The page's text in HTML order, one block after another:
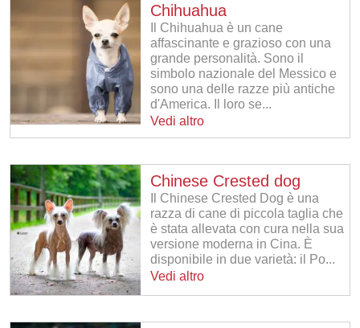
Chihuahua
Il Chihuahua è un cane
affascinante e grazioso con una
grande personalità. Sono il
simbolo nazionale del Messico e
sono una delle razze più antiche
d'America. Il loro se...
Vedi altro
Chinese Crested dog
Il Chinese Crested Dog è una
razza di cane di piccola taglia che
è stata allevata con cura nella sua
versione moderna in Cina. È
disponibile in due varietà: il Po...
Vedi altro